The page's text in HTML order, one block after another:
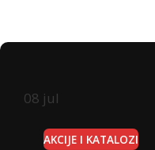
08 jul
AKCIJE I KATALOZI